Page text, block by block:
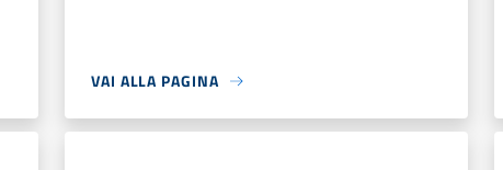
VAI ALLA PAGINA